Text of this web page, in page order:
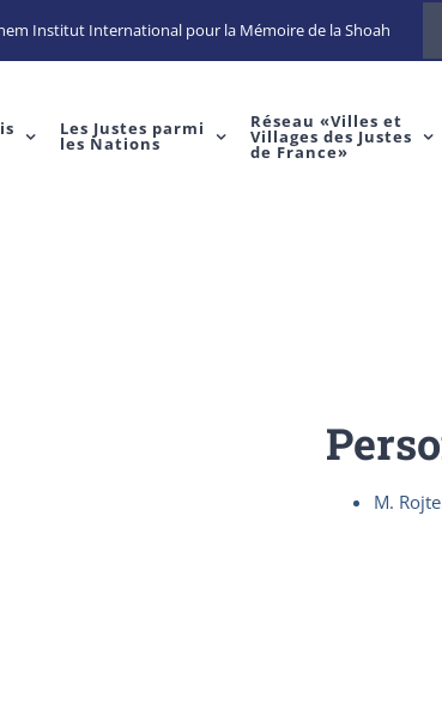
Institut International pour la Mémoire de la Shoah
Les Justes parmi
les Nations
Réseau «Villes et
Villages des Justes
de France»
M.